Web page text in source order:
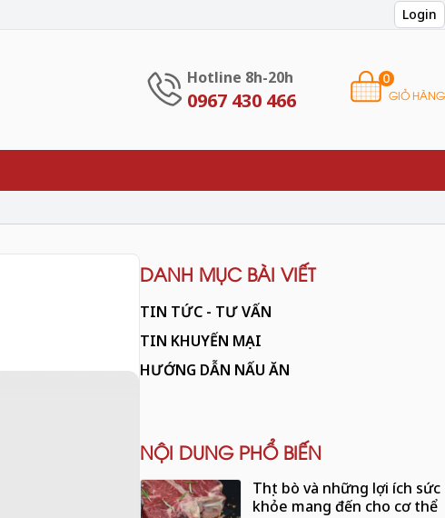
Login
Hotline 8h-20h
0967 430 466 GIỎ HÀNG
0
DANH MỤC BÀI VIẾT
TIN TỨC - TƯ VẤN
TIN KHUYẾN MẠI
HƯỚNG DẪN NẤU ĂN
NỘI DUNG PHỔ BIẾN
Thịt bò và những lợi ích sức
khỏe mang đến cho cơ thể